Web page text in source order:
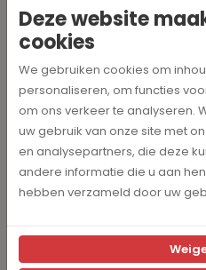
Mocca d'or
Lees hier alles over
Onlinekoffiekopen.nl
Hoe kies je de
Het kiezen van de juiste
smaakvoorkeur en de
enkele tips:
Wil je een sterke en
Deze website
cookies
We gebruiken cookies om
personaliseren, om functies
om ons verkeer te analyseren.
uw gebruik van onze site met
en analysepartners, die deze
andere informatie die u aan
hebben verzameld door uw